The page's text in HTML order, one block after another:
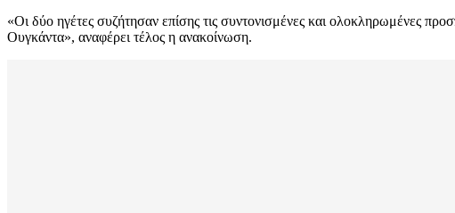
«Οι δύο ηγέτες συζήτησαν επίσης τις συντονισμένες και ολοκληρωμένες
Ουγκάντα», αναφέρει τέλος η ανακοίνωση.